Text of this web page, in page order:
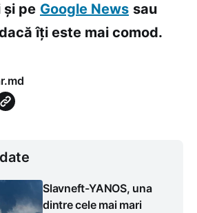
și pe Google News sau
îți este mai comod.
Slavneft-YANOS, una
dintre cele mai mari